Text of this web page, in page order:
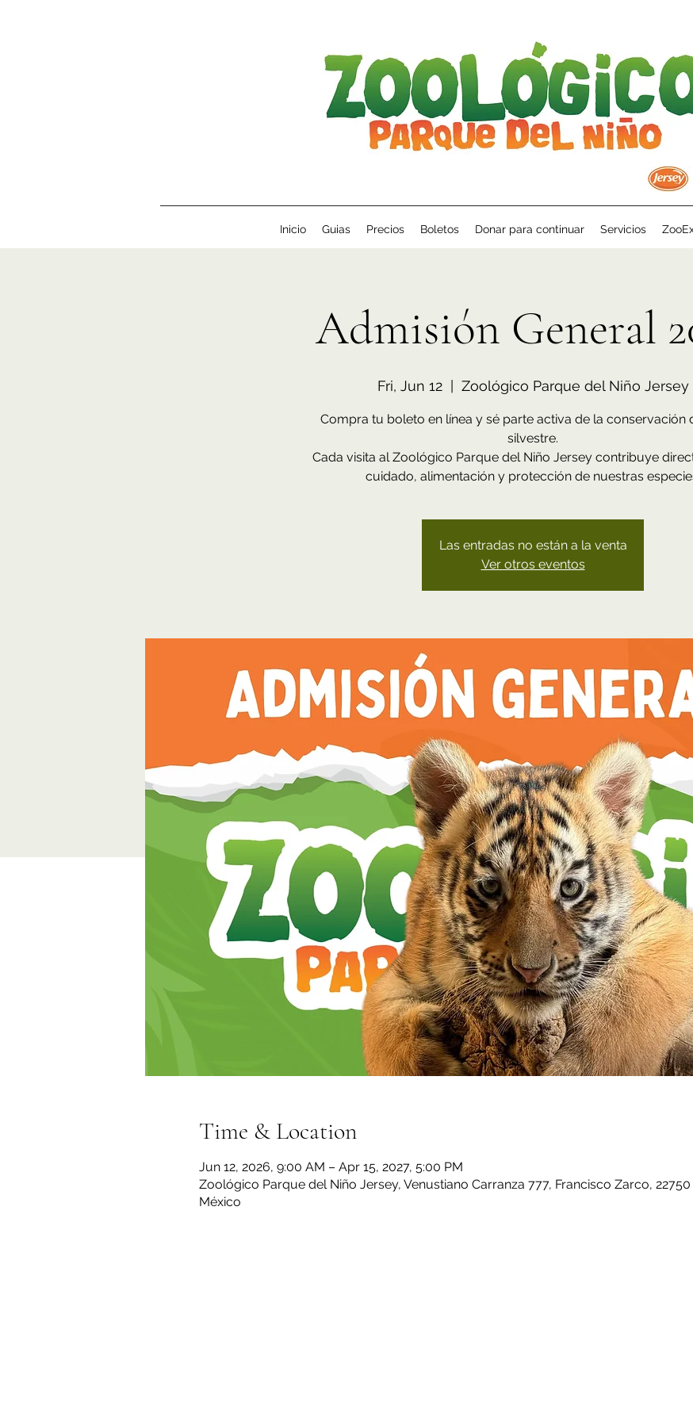
Inicio Guias Precios Boletos Donar para continuar Servicios
Admisión General
Fri, Jun 12
  |
Zoológico Parque del Niño Jersey
Compra tu boleto en línea y sé parte activa de la conservación
silvestre.
Cada visita al Zoológico Parque del Niño Jersey contribuye
cuidado, alimentación y protección de nuestras
Las entradas no están a la venta
Ver otros eventos
Time & Location
Jun 12, 2026, 9:00 AM – Apr 15, 2027, 5:00 PM
Zoológico Parque del Niño Jersey, Venustiano Carranza 777, Francisco Zarco, 22750
México